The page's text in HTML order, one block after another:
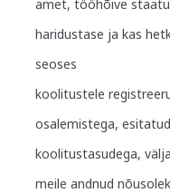
amet, tööhõive
haridustase ja kas
seoses
koolitustele
osalemistega,
koolitustasudega,
meile andnud